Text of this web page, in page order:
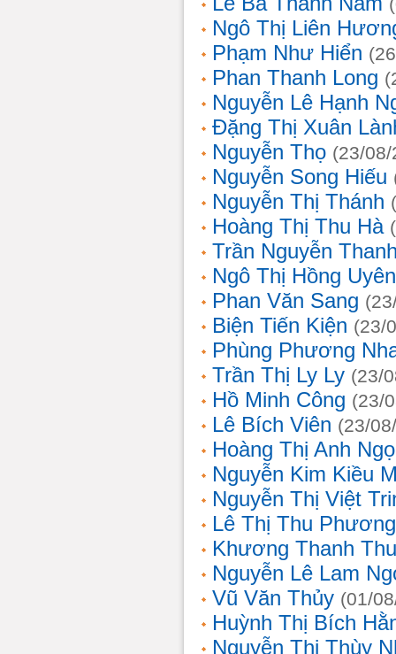
Ngô Thị Liên
Phạm Như Hiển
Phan Thanh Long
Nguyễn Lê Hạnh
Đặng Thị Xuân
Nguyễn Thọ (23/
Nguyễn Song Hiếu
Nguyễn Thị Thánh
Hoàng Thị Thu Hà
Trần Nguyễn
Ngô Thị Hồng Uyên
Phan Văn Sang
Biện Tiến Kiện (23/
Phùng Phương
Trần Thị Ly Ly (23/
Hồ Minh Công (23/
Lê Bích Viên (23/
Hoàng Thị Anh
Nguyễn Kim Kiều
Nguyễn Thị Việt
Lê Thị Thu Phương
Khương Thanh
Nguyễn Lê Lam
Vũ Văn Thủy (01/
Huỳnh Thị Bích
Nguyễn Thị Thùy